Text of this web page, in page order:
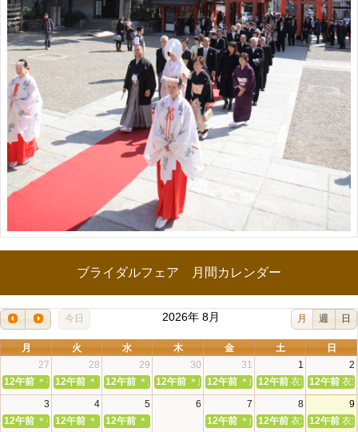
ブライダルフェア 月間カレンダー
今日 月 週 日
2026年 8月
月 火 水 木 金 土
日
27
28 29 30 31 1
2
12午前 ＊初めてでも安心＊本殿・館内見学＆和婚相談会
12午前 ＊初めてでも安心＊本殿・館内見学＆和婚相談会
12午前 ＊組数限定＊和装花嫁体験＆神前挙式相談会
12午前 ＊組数限定＊和装花嫁体験＆神前挙式
12午前 ＊組数限定＊和装花嫁体
12午前 衣裳無料試着
12午前 衣
3
4 5 6 7 8
9
12午前 ＊初めてでも安心＊本殿・館内見学＆和婚相談会
12午前 ＊初めてでも安心＊本殿・館内見学＆和婚相談会
12午前 ＊初めてでも安心＊本殿・館内見学＆和婚相談会
12午前 ＊組数限定＊和装花嫁体
12午前 衣裳無料試着
12午前 衣